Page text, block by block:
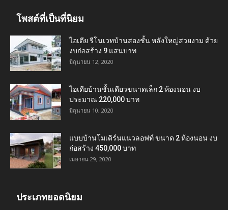
โพสต์ที่เป็นที่นิยม
ไอเดีย รีโนเวทบ้านสองชั้น หลังใหญ่สวยงาม ด้วย
งบก่อสร้าง 9 แสนบาท
มิถุนายน 12, 2020
ไอเดียบ้านชั้นเดียวขนาดเล็ก 2 ห้องนอน งบ
ประมาณ 220,000 บาท
มิถุนายน 10, 2020
แบบบ้านโมเดิร์นแนวลอฟท์ ขนาด 2 ห้องนอน งบ
ก่อสร้าง 450,000 บาท
เมษายน 29, 2020
ประเภทยอดนิยม